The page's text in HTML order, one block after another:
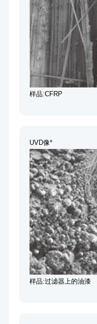
样品:CFRP
UVD像*
样品:过滤器上的油漆